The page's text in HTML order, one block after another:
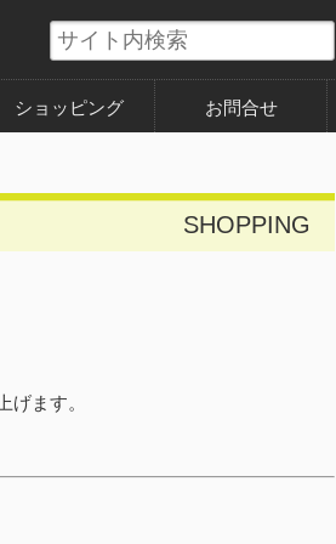
ショッピング お問合せ
SHOPPING
ます。